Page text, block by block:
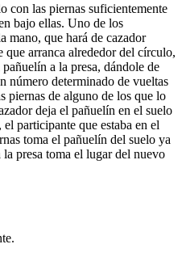
con las piernas suficientemente
bajo ellas. Uno de los
mano, que hará de cazador
que arranca alrededor del círculo,
a la presa, dándole de
número determinado de vueltas
piernas de alguno de los que lo
deja el pañuelín en el suelo
participante que estaba en el
toma el pañuelín del suelo ya
la presa toma el lugar del nuevo